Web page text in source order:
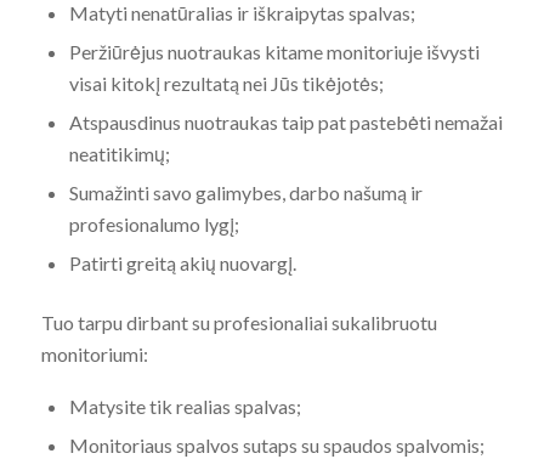
Matyti nenatūralias ir iškraipytas spalvas;
Peržiūrėjus nuotraukas kitame monitoriuje išvysti
visai kitokį rezultatą nei Jūs tikėjotės;
Atspausdinus nuotraukas taip pat pastebėti nemažai
neatitikimų;
Sumažinti savo galimybes, darbo našumą ir
profesionalumo lygį;
Patirti greitą akių nuovargį.
Tuo tarpu dirbant su profesionaliai sukalibruotu
monitoriumi:
Matysite tik realias spalvas;
Monitoriaus spalvos sutaps su spaudos spalvomis;